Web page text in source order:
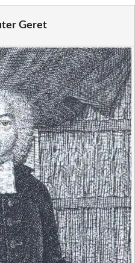
Geret